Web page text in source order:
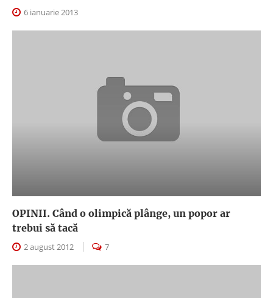
6 ianuarie 2013
OPINII. Când o olimpică plânge, un popor ar
trebui să tacă
2 august 2012 7